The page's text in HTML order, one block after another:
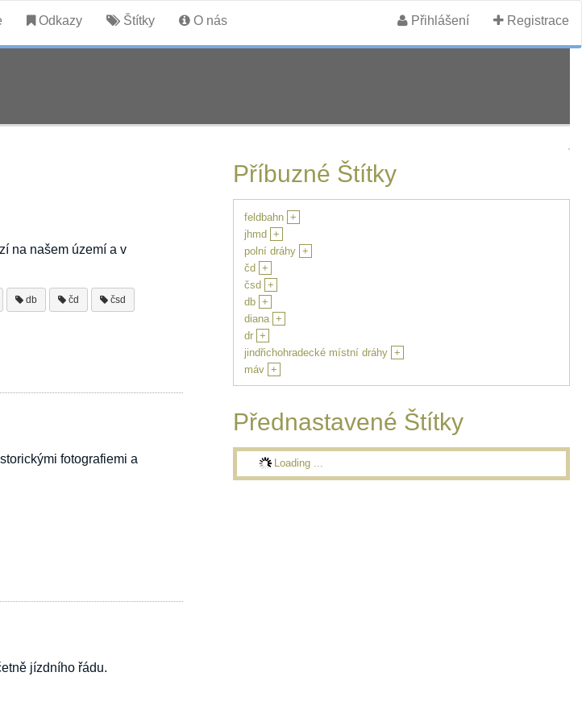
Odkazy Štítky O nás Přihlášení Registrace
na našem území a v
db čd čsd
fotografiemi a
jízdního řádu.
Příbuzné Štítky
feldbahn +
jhmd +
polní dráhy +
čd +
čsd +
db +
diana +
dr +
jindřichohradecké místní dráhy +
máv +
Přednastavené Štítky
Loading ...